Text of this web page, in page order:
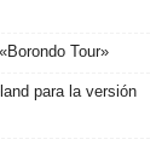
Tour»
para la versión